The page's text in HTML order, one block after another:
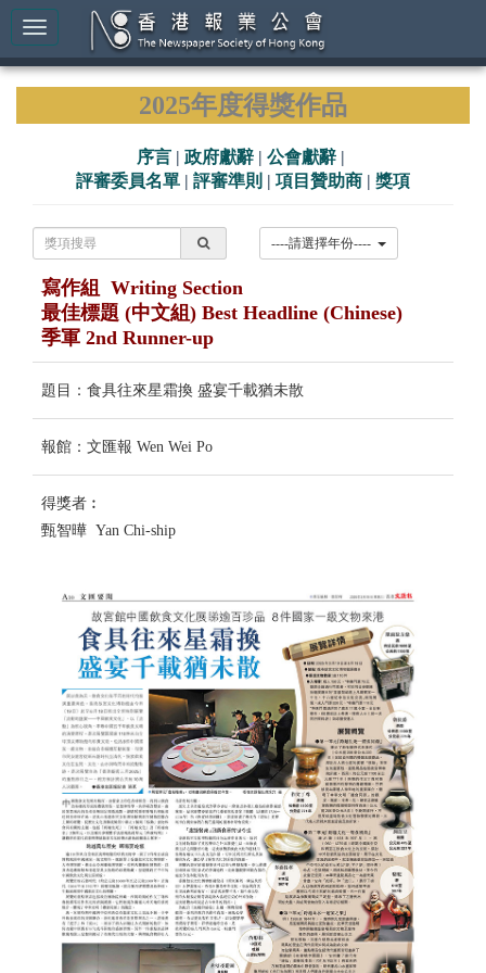
2025年度得獎作品
序言 | 政府獻辭 | 公會獻辭 |
評審委員名單 | 評審準則 | 項目贊助商 | 獎項
寫作組 Writing Section
最佳標題 (中文組) Best Headline (Chinese)
季軍 2nd Runner-up
題目：食具往來星霜換 盛宴千載猶未散
報館：文匯報 Wen Wei Po
得獎者︰
甄智曄 Yan Chi-ship